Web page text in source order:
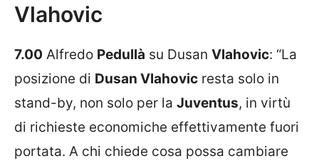
Vlahovic
7.00 Alfredo Pedullà su Dusan Vlahovic: “La
posizione di Dusan Vlahovic resta solo in
stand-by, non solo per la Juventus, in virtù
di richieste economiche effettivamente fuori
portata. A chi chiede cosa possa cambiare